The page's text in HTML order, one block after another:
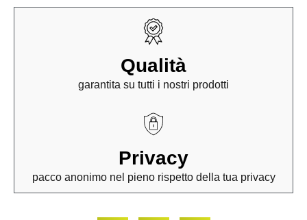
Qualità
garantita su tutti i nostri prodotti
Privacy
pacco anonimo nel pieno rispetto della tua privacy